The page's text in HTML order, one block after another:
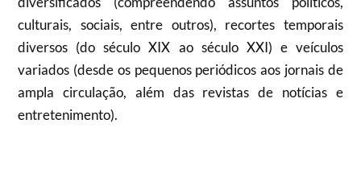
culturais, sociais, entre outros), recortes temporais
diversos (do século XIX ao século XXI) e veículos
variados (desde os pequenos periódicos aos jornais de
ampla circulação, além das revistas de notícias e
entretenimento).